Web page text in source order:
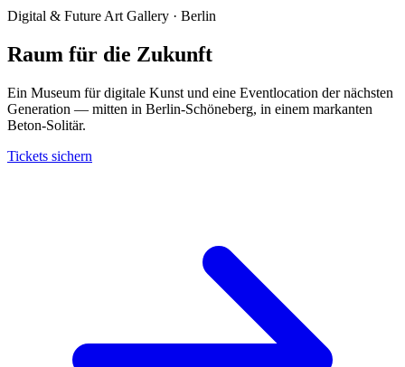
Digital & Future Art Gallery · Berlin
Raum für die Zukunft
Ein Museum für digitale Kunst und eine Eventlocation der nächsten
Generation — mitten in Berlin-Schöneberg, in einem markanten
Beton-Solitär.
Tickets sichern